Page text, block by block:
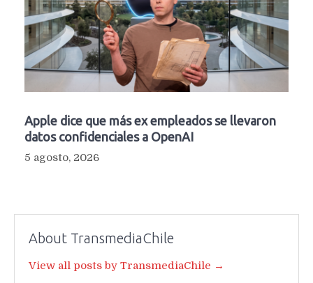
Apple dice que más ex empleados se llevaron
datos confidenciales a OpenAI
5 agosto, 2026
About TransmediaChile
View all posts by TransmediaChile →